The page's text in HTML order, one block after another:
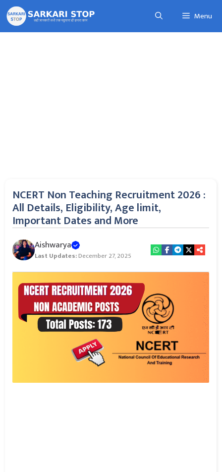
Skip
to
content
Menu
NCERT Non Teaching Recruitment 2026 :
All Details, Eligibility, Age limit,
Important Dates and More
Aishwarya
Last Updates:December 27, 2025